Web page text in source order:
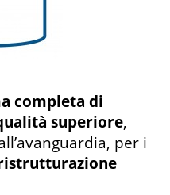
completa di
superiore,
per i